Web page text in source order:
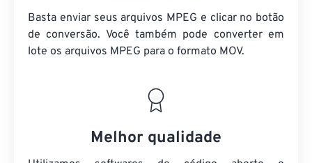
Basta enviar seus arquivos MPEG e clicar no botão
de conversão. Você também pode converter em
lote os arquivos MPEG para o formato MOV.
Melhor qualidade